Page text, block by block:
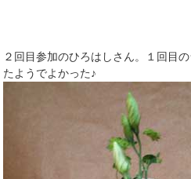
２回目参加のひろはしさん。１回目
たようでよかった♪